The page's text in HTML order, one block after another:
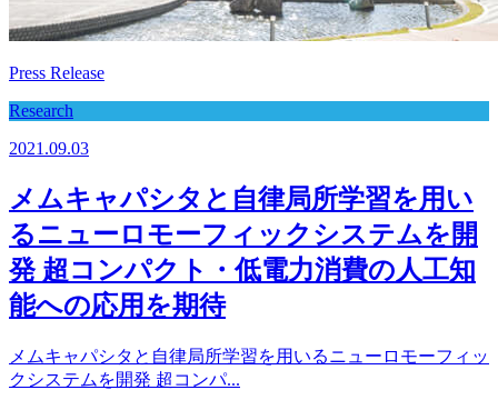
Press Release
Research
2021.09.03
メムキャパシタと自律局所学習を用い
るニューロモーフィックシステムを開
発 超コンパクト・低電力消費の人工知
能への応用を期待
メムキャパシタと自律局所学習を用いるニューロモーフィッ
クシステムを開発 超コンパ...